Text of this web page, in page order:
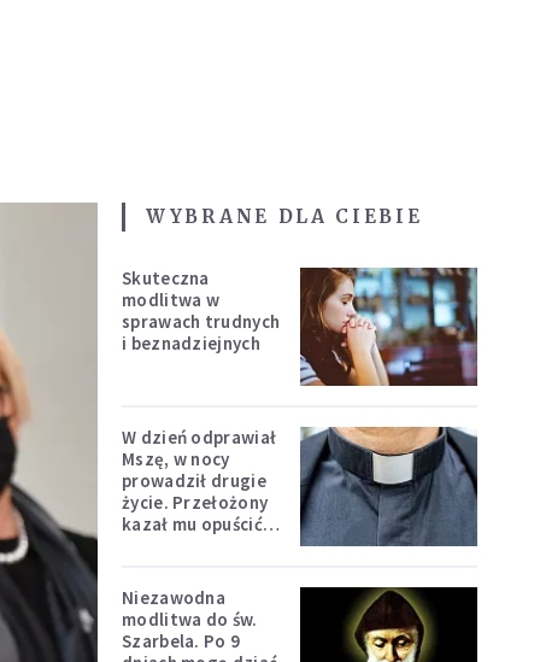
WYBRANE DLA CIEBIE
Skuteczna
modlitwa w
sprawach trudnych
i beznadziejnych
W dzień odprawiał
Mszę, w nocy
prowadził drugie
życie. Przełożony
kazał mu opuścić
Niezawodna
modlitwa do św.
Szarbela. Po 9